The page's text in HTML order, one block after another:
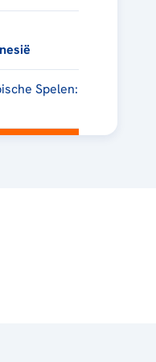
Spelen: